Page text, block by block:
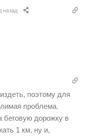
назад
поэтому для
проблема.
беговую дорожку в
1 км, ну и,